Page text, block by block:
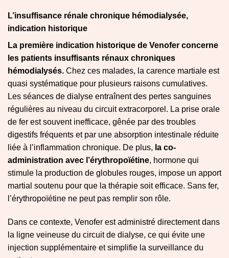
L’insuffisance rénale chronique hémodialysée,
indication historique
La première indication historique de Venofer concerne
les patients insuffisants rénaux chroniques
hémodialysés. Chez ces malades, la carence martiale est
quasi systématique pour plusieurs raisons cumulatives.
Les séances de dialyse entraînent des pertes sanguines
régulières au niveau du circuit extracorporel. La prise orale
de fer est souvent inefficace, gênée par des troubles
digestifs fréquents et par une absorption intestinale réduite
liée à l’inflammation chronique. De plus, la co-
administration avec l’érythropoïétine, hormone qui
stimule la production de globules rouges, impose un apport
martial soutenu pour que la thérapie soit efficace. Sans fer,
l’érythropoïétine ne peut pas remplir son rôle.
Dans ce contexte, Venofer est administré directement dans
la ligne veineuse du circuit de dialyse, ce qui évite une
injection supplémentaire et simplifie la surveillance du